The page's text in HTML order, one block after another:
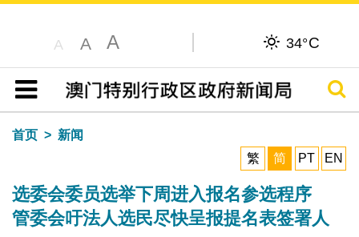
A A A 34°C
目录
搜寻
首页
新闻
繁
简 PT EN
选委会委员选举下周进入报名参选程序
管委会吁法人选民尽快呈报提名表签署人